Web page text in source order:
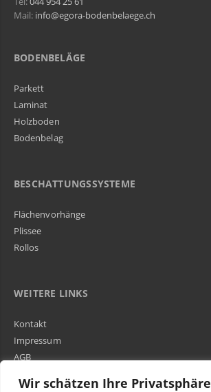
Wir schätzen Ihre Privatsphäre
Mail: info@egora-bodenbelaege.ch
BODENBELÄGE
Parkett
Laminat
Holzboden
Bodenbelag
BESCHATTUNGSSYSTEME
Flächenvorhänge
Plissee
Rollos
WEITERE LINKS
Kontakt
Impressum
AGB